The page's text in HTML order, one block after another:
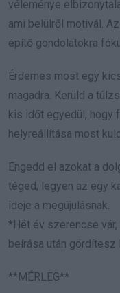
véleménye
ami belülről motivál.
építő gondolatokra
Érdemes most egy
magadra. Kerüld a
kis időt egyedül, hogy
helyreállítása most
Engedd el azokat a
téged, legyen az egy
ideje a megújulásnak.
*Hét év szerencse
beírása után gördítesz
**MÉRLEG**